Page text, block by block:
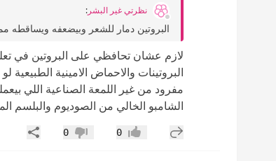
نظرتي غير البشر :
البروتين دمار للشعر وبيضعفه ويساقطه
لازم عشان تحافظي على البروتين في
البروتينات والاحماض الامينية
مفرود من غير اللمعة الصناعية اللي
الشامبو الخالي من الصوديوم والبلسم
إضافة رد جديد
إعجاب0 عدم إعجاب
0 مشاركة